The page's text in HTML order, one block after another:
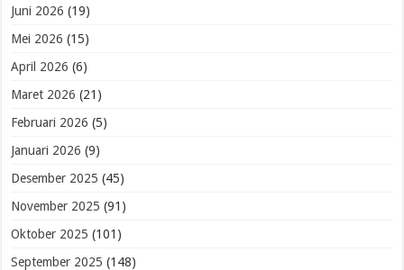
Juni 2026 (19)
Mei 2026 (15)
April 2026 (6)
Maret 2026 (21)
Februari 2026 (5)
Januari 2026 (9)
Desember 2025 (45)
November 2025 (91)
Oktober 2025 (101)
September 2025 (148)